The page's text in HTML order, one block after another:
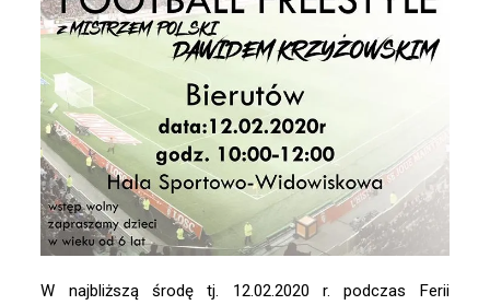
W najbliższą środę tj. 12.02.2020 r. podczas Ferii